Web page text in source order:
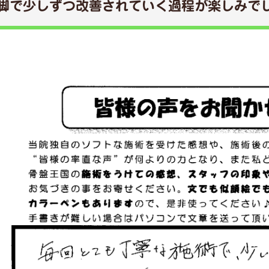
で少しずつ改善されていく過程が楽しみで